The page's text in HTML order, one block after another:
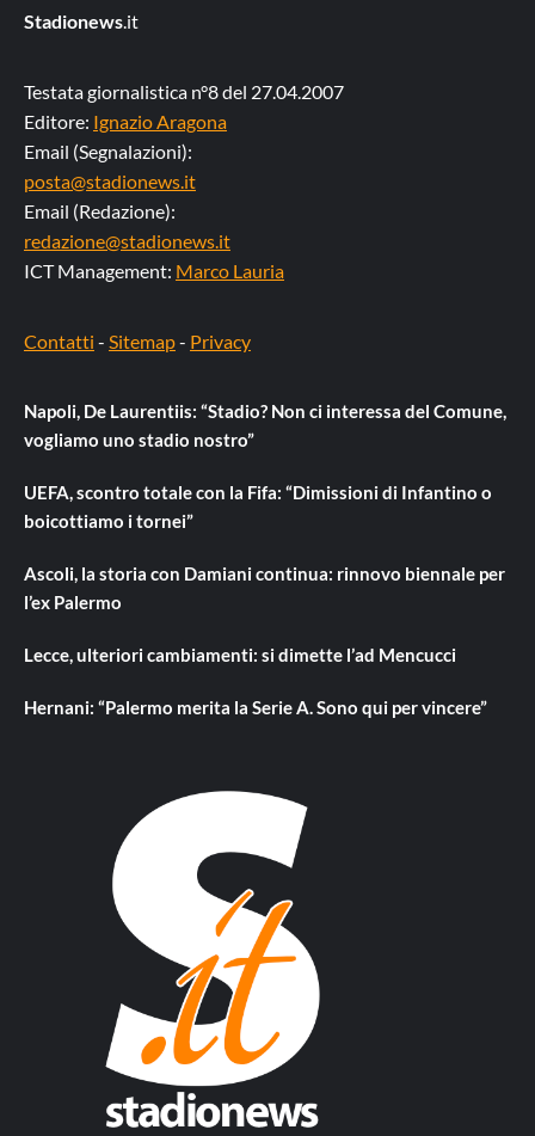
Stadionews.it
Testata giornalistica n°8 del 27.04.2007
Editore: Ignazio Aragona
Email (Segnalazioni):
posta@stadionews.it
Email (Redazione):
redazione@stadionews.it
ICT Management: Marco Lauria
Contatti - Sitemap- Privacy
Napoli, De Laurentiis: “Stadio? Non ci interessa del Comune,
vogliamo uno stadio nostro”
UEFA, scontro totale con la Fifa: “Dimissioni di Infantino o
boicottiamo i tornei”
Ascoli, la storia con Damiani continua: rinnovo biennale per
l’ex Palermo
Lecce, ulteriori cambiamenti: si dimette l’ad Mencucci
Hernani: “Palermo merita la Serie A. Sono qui per vincere”